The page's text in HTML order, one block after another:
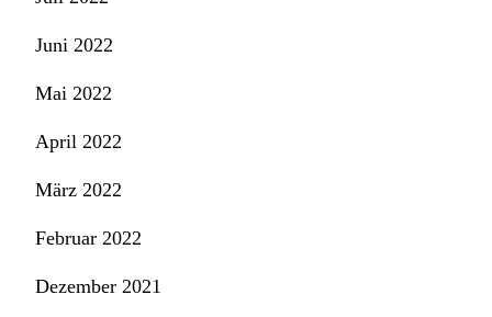
Juni 2022
Mai 2022
April 2022
März 2022
Februar 2022
Dezember 2021